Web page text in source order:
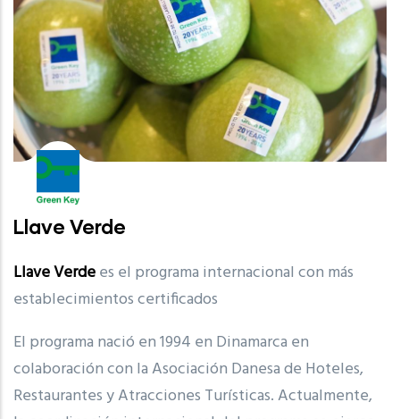
Llave Verde
Llave Verdees el programa internacional con más
establecimientos certificados
El programa nació en 1994 en Dinamarca en
colaboración con la Asociación Danesa de Hoteles,
Restaurantes y Atracciones Turísticas. Actualmente,